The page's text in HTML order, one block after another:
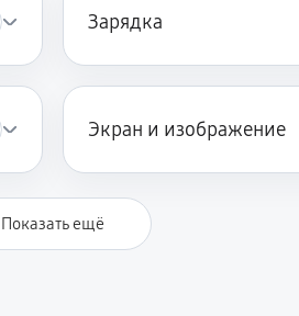
Зарядка
Экран и изображение
Показать ещё